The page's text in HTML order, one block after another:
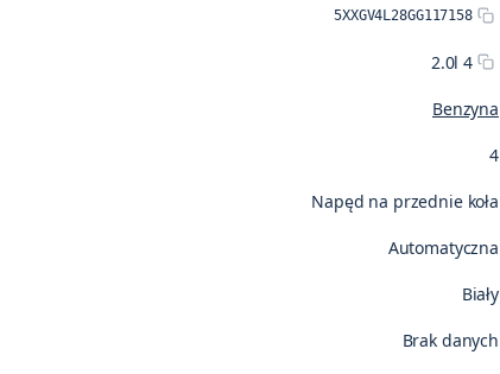
5XXGV4L28GG117158
2.0l 4
Benzyna
4
Napęd na przednie koła
Automatyczna
Biały
Brak danych